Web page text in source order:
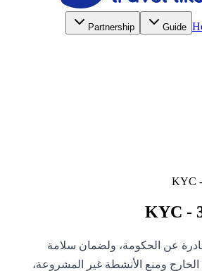
Guide
Partnership
عن الحكومة، ولضمان سلامة
ومنع الأنشطة غير المشروعة،